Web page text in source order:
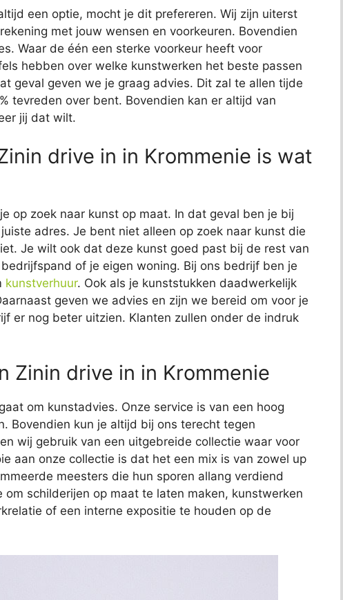
een optie, mocht je dit prefereren. Wij zijn uiterst
met jouw wensen en voorkeuren. Bovendien
Waar de één een sterke voorkeur heeft voor
hebben over welke kunstwerken het beste passen
geval geven we je graag advies. Dit zal te allen tijde
tevreden over bent. Bovendien kan er altijd van
jij dat wilt.
drive in in Krommenie is wat
op zoek naar kunst op maat. In dat geval ben je bij
adres. Je bent niet alleen op zoek naar kunst die
Je wilt ook dat deze kunst goed past bij de rest van
of je eigen woning. Bij ons bedrijf ben je
kunstverhuur. Ook als je kunststukken daadwerkelijk
geven we advies en zijn we bereid om voor je
er nog beter uitzien. Klanten zullen onder de indruk
Zinin drive in in Krommenie
om kunstadvies. Onze service is van een hoog
Bovendien kun je altijd bij ons terecht tegen
wij gebruik van een uitgebreide collectie waar voor
aan onze collectie is dat het een mix is van zowel up
meesters die hun sporen allang verdiend
schilderijen op maat te laten maken, kunstwerken
of een interne expositie te houden op de